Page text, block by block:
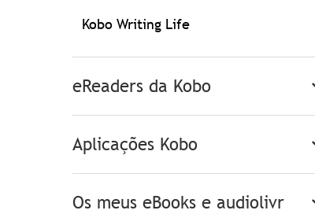
Kobo Writing Life
eReaders da Kobo
Aplicações Kobo
Os meus eBooks e audiolivr